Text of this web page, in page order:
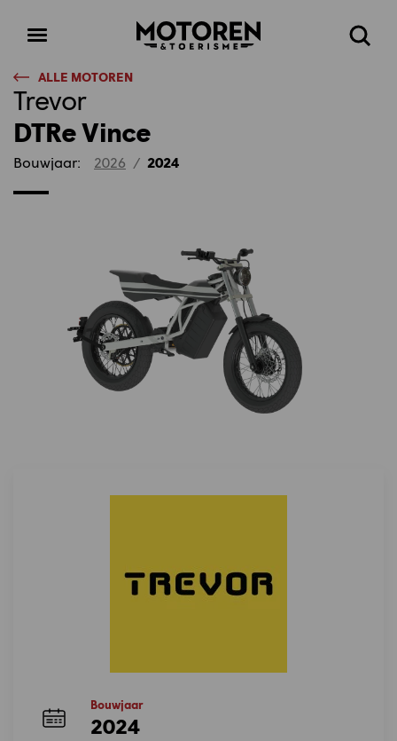
Open
Homepage Zoeken
ALLE MOTOREN
Trevor
DTRe Vince
Bouwjaar: 2026 / 2024
Bouwjaar
2024